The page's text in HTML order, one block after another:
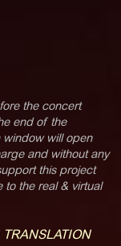
the concert
end of the
window will open
and without any
this project
to the real & virtual